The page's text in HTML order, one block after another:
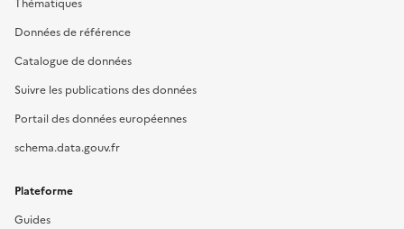
Données de référence
Catalogue de données
Suivre les publications des données
Portail des données européennes
schema.data.gouv.fr
Plateforme
Guides